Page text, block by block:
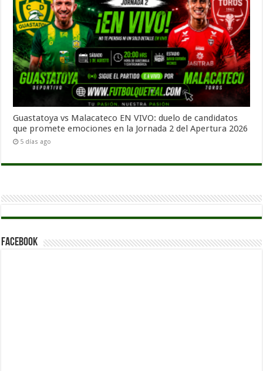
Guastatoya vs Malacateco EN VIVO: duelo de candidatos
que promete emociones en la Jornada 2 del Apertura 2026
5 días ago
Facebook